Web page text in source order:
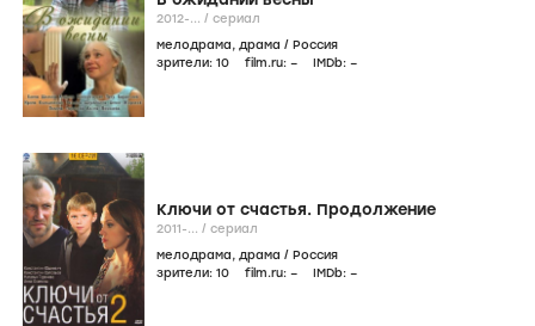
2012-... / сериал
мелодрама, драма / Россия
зрители: 10 film.ru: – IMDb: –
Ключи от счастья. Продолжение
2011-... / сериал
мелодрама, драма / Россия
зрители: 10 film.ru: – IMDb: –